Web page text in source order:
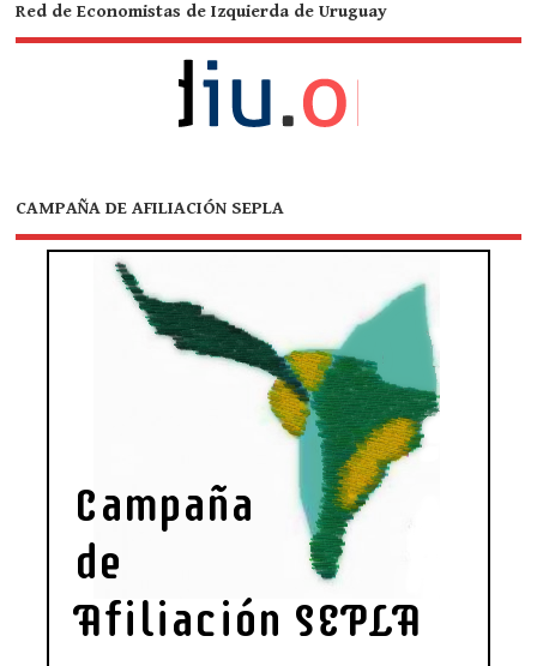
Red de Economistas de Izquierda de Uruguay
CAMPAÑA DE AFILIACIÓN SEPLA